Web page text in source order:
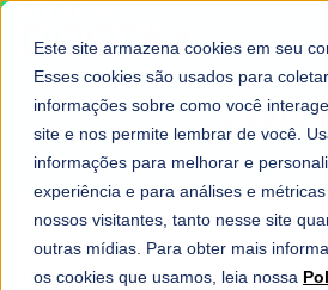
Este site armazena cookies em seu
Esses cookies são usados para coletar
informações sobre como você
site e nos permite lembrar de você.
informações para melhorar e
experiência e para análises e
nossos visitantes, tanto nesse site
outras mídias. Para obter mais
os cookies que usamos, leia nossa
Fale conosco
Home-Emissor de notas-